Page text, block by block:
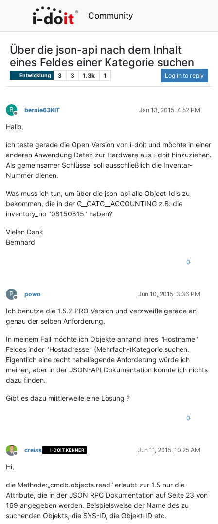
Community
Über die json-api nach dem Inhalt
eines Feldes einer Kategorie suchen
Entwicklung 3 3 1.3k 1 Log in to reply
B
Offline
bernie63KIT Jan 13, 2015, 4:52 PM
Hallo,
ich teste gerade die Open-Version von i-doit und möchte in einer
anderen Anwendung Daten zur Hardware aus i-doit hinzuziehen.
Als gemeinsamer Schlüssel soll ausschließlich die Inventar-
Nummer dienen.
Was muss ich tun, um über die json-api alle Object-Id's zu
bekommen, die in der C__CATG__ACCOUNTING z.B. die
inventory_no "08150815" haben?
Vielen Dank
Bernhard
0
P
Offline
powo Jun 10, 2015, 3:36 PM
Ich benutze die 1.5.2 PRO Version und verzweifle gerade an
genau der selben Anforderung.
In meinem Fall möchte ich Objekte anhand ihres "Hostname"
Feldes inder "Hostadresse" (Mehrfach-)Kategorie suchen.
Eigentlich eine recht naheliegende Anforderung würde ich
meinen, aber in der JSON-API Dokumentation konnte ich nichts
dazu finden.
Gibt es dazu mittlerweile eine Lösung ?
0
Offline
creiss I-DOIT KENNER Jun 11, 2015, 10:25 AM
Hi,
die Methode:„cmdb.objects.read“ erlaubt zur 1.5 nur die
Attribute, die in der JSON RPC Dokumentation auf Seite 23 von
169 angegeben werden. Beispielsweise der Name des zu
suchenden Objekts, die SYS-ID, die Objekt-ID etc.